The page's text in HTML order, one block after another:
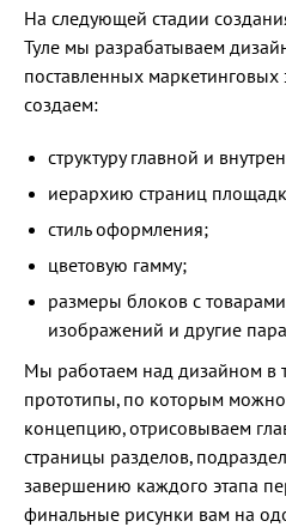
На следующей стадии
Туле мы разрабатываем
поставленных маркетинговых
создаем:
структуру главной и
иерархию страниц
стиль оформления;
цветовую гамму;
размеры блоков с
изображений и другие
Мы работаем над дизайном в
прототипы, по которым
концепцию, отрисовываем
страницы разделов,
завершению каждого этапа
финальные рисунки вам на